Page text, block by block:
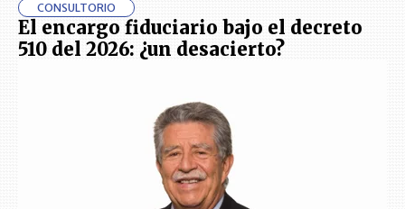
CONSULTORIO
El encargo fiduciario bajo el decreto
510 del 2026: ¿un desacierto?